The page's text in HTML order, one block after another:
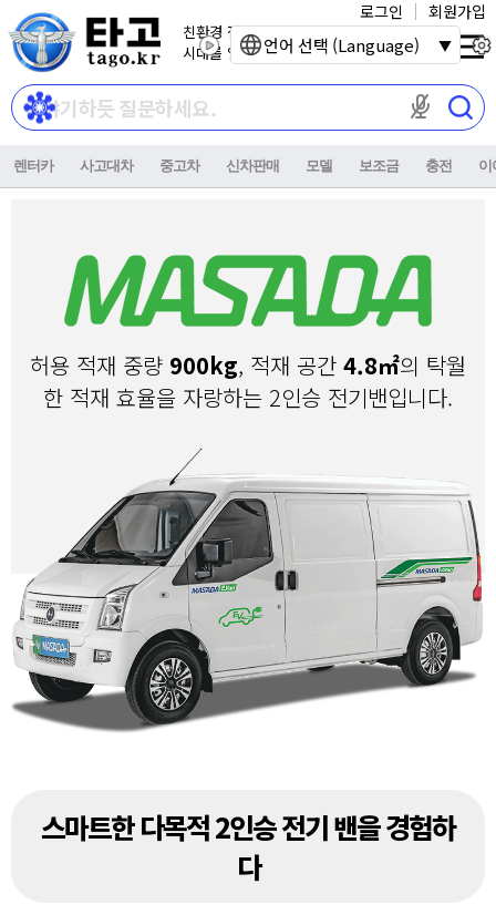
친환경 전기자동차
시대를 열어갑니다.
마이크 권한이
로그인 회원가입
렌터카 사고대차 중고차 신차판매 모델 보조금 충전 이
허용 적재 중량 900kg, 적재 공간 4.8㎡의 탁월
한 적재 효율을 자랑하는 2인승 전기밴입니다.
스마트한 다목적 2인승 전기 밴을 경험하
다
언어 선택 (Language)